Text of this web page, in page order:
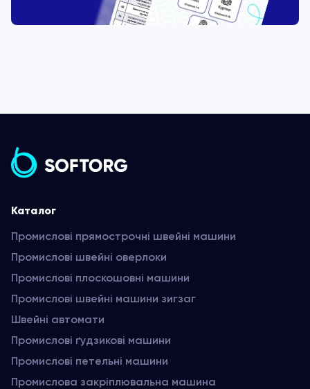
Каталог
Промислові прямострочні швейні машини
Промислові швейні оверлоки
Промислові плоскошовні машини
Промислові швейні машини зигзаг
Швейні автомати
Промислові ґудзикові машини
Промислові петельні машини
Промислова закріплювальна машина